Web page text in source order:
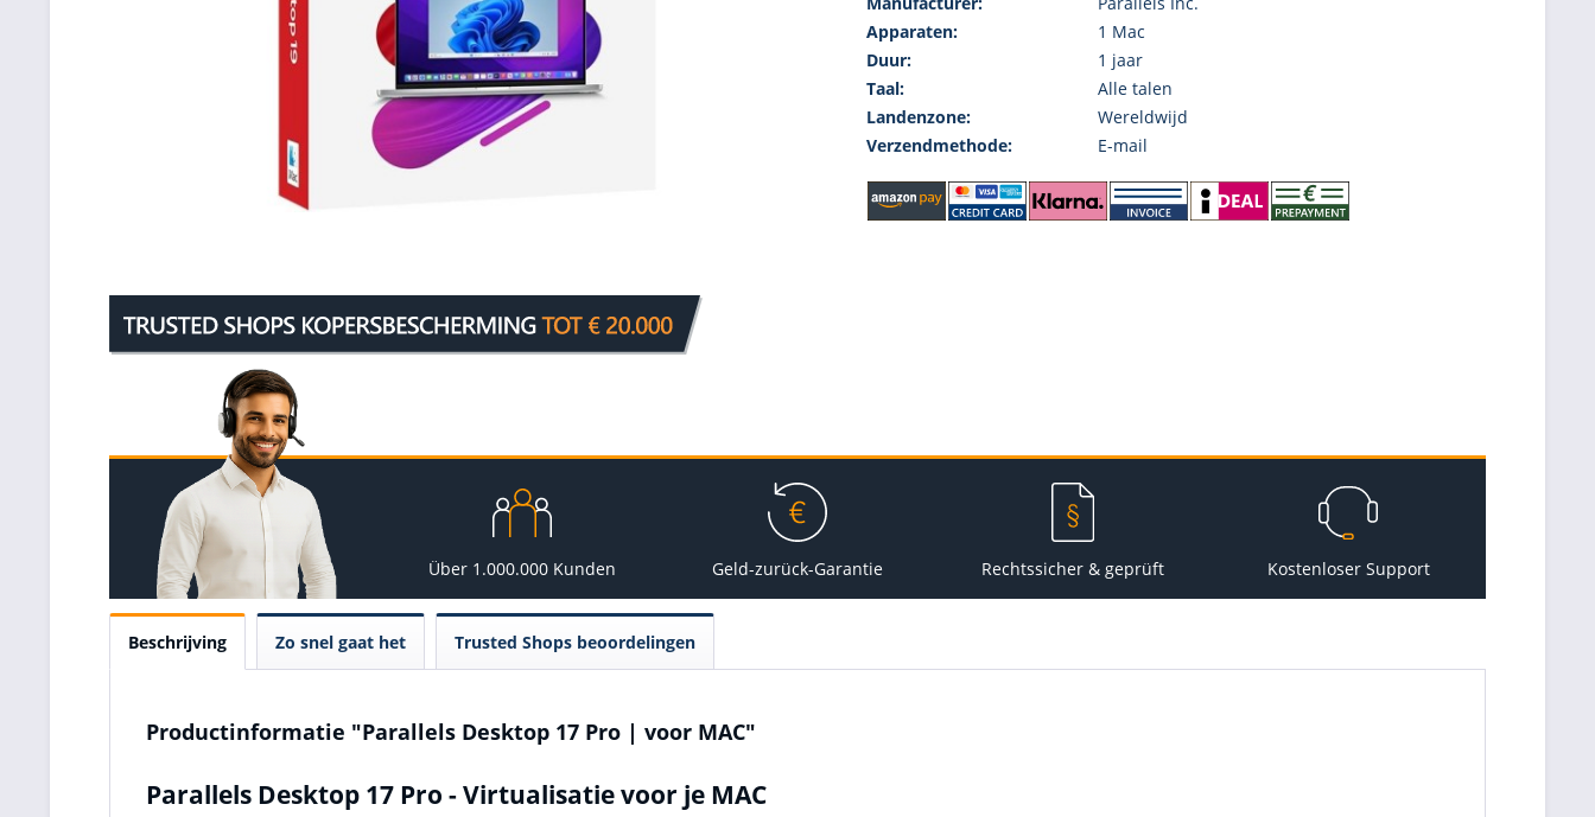
Apparaten:
1 Mac
Duur:
1 jaar
Taal:
Alle talen
Landenzone:
Wereldwijd
Verzendmethode:
E-mail
Über 1.000.000 Kunden Geld-zurück-Garantie Rechtssicher & geprüft Kostenloser Support
Beschrijving Zo snel gaat het Trusted Shops beoordelingen
Productinformatie "Parallels Desktop 17 Pro | voor MAC"
Parallels Desktop 17 Pro - Virtualisatie voor je MAC